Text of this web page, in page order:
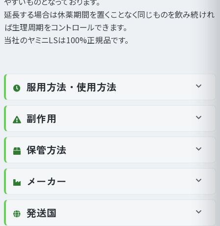
延長する場合は休薬期間を置くことなく同じものを飲み続けれ
ば生理周期をコントロールできます。
当社のヤミニLSは100%正規品です。
服用方法・使用方法
副作用
保管方法
メーカー
発送国